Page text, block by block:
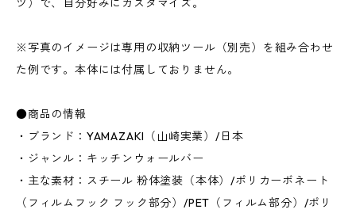
ツ）で、自分好みにカスタマイズ。
※写真のイメージは専用の収納ツール（別売）を組み合わせ
た例です。本体には付属しておりません。
●商品の情報
・ブランド：YAMAZAKI（山崎実業）/日本
・ジャンル：キッチンウォールバー
・主な素材：スチール 粉体塗装（本体）/ポリカーボネート
（フィルムフック フック部分）/PET（フィルム部分）/ポリ